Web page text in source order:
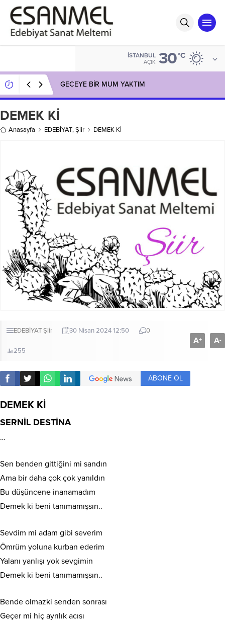
İSTANBUL
AÇIK 30°C
GECEYE BİR MUM YAKTIM
DEMEK Kİ
Anasayfa EDEBİYAT,Şiir DEMEK Kİ
EDEBİYATŞiir 30 Nisan 2024 12:50 0
255
A+ A-
ABONE OL
DEMEK Kİ
SERNİL DESTİNA
…
Sen benden gittiğini mi sandın
Ama bir daha çok çok yanıldın
Bu düşüncene inanamadım
Demek ki beni tanımamışsın..
Sevdim mi adam gibi severim
Ömrüm yoluna kurban ederim
Yalanı yanlışı yok sevgimin
Demek ki beni tanımamışsın..
Bende olmazki senden sonrası
Geçer mi hiç ayrılık acısı